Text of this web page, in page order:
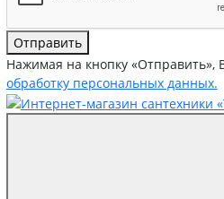
Отправить
Нажимая на кнопку «Отправить»,
обработку персональных данных.